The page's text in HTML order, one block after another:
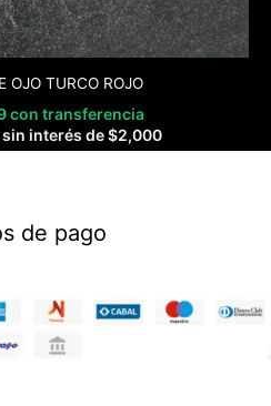
OJO TURCO ROJO
con transferencia
interés de$2,000
de pago